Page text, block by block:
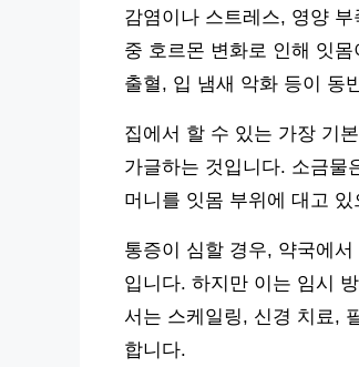
감염이나 스트레스, 영양
중 호르몬 변화로 인해 잇
출혈, 입 냄새 악화 등이 동
집에서 할 수 있는 가장 기
가글하는 것입니다. 소금물
머니를 잇몸 부위에 대고
통증이 심할 경우, 약국에
입니다. 하지만 이는 임시
서는 스케일링, 신경 치료,
합니다.